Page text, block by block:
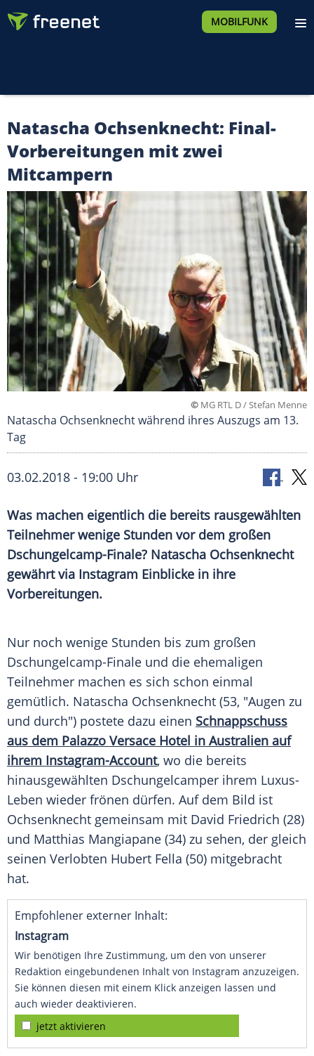
MOBILFUNK
Natascha Ochsenknecht: Final-
Vorbereitungen mit zwei
Mitcampern
© MG RTL D / Stefan Menne
Natascha Ochsenknecht während ihres Auszugs am 13.
Tag
03.02.2018 - 19:00 Uhr
Was machen eigentlich die bereits rausgewählten
Teilnehmer wenige Stunden vor dem großen
Dschungelcamp-Finale? Natascha Ochsenknecht
gewährt via Instagram Einblicke in ihre
Vorbereitungen.
Nur noch wenige Stunden bis zum großen
Dschungelcamp-Finale und die ehemaligen
Teilnehmer machen es sich schon einmal
gemütlich. Natascha Ochsenknecht (53, "Augen zu
und durch") postete dazu einen Schnappschuss
aus dem Palazzo Versace Hotel in Australien auf
ihrem Instagram-Account, wo die bereits
hinausgewählten Dschungelcamper ihrem Luxus-
Leben wieder frönen dürfen. Auf dem Bild ist
Ochsenknecht gemeinsam mit David Friedrich (28)
und Matthias Mangiapane (34) zu sehen, der gleich
seinen Verlobten Hubert Fella (50) mitgebracht
hat.
Empfohlener externer Inhalt:
Instagram
Wir benötigen Ihre Zustimmung, um den von unserer
Redaktion eingebundenen Inhalt von Instagram anzuzeigen.
Sie können diesen mit einem Klick anzeigen lassen und
auch wieder deaktivieren.
jetzt aktivieren